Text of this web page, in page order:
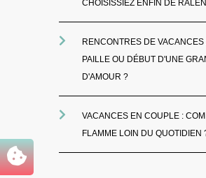
CHOISISSIEZ ENFIN DE
RENCONTRES DE
PAILLE OU DÉBUT D'UNE
D'AMOUR ?
VACANCES EN COUPLE :
FLAMME LOIN DU QUOTIDIEN